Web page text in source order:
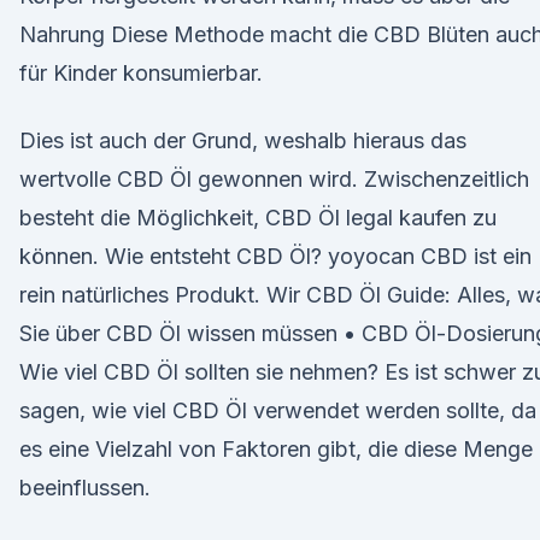
Nahrung Diese Methode macht die CBD Blüten
für Kinder konsumierbar.
Dies ist auch der Grund, weshalb hieraus das
wertvolle CBD Öl gewonnen wird. Zwischenzeitlich
besteht die Möglichkeit, CBD Öl legal kaufen zu
können. Wie entsteht CBD Öl? yoyocan CBD ist ein
rein natürliches Produkt. Wir CBD Öl Guide: Alles,
Sie über CBD Öl wissen müssen • CBD Öl-
Wie viel CBD Öl sollten sie nehmen? Es ist schwer
sagen, wie viel CBD Öl verwendet werden sollte, da
es eine Vielzahl von Faktoren gibt, die diese Menge
beeinflussen.